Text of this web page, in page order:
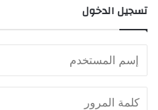
تسجيل الدخول